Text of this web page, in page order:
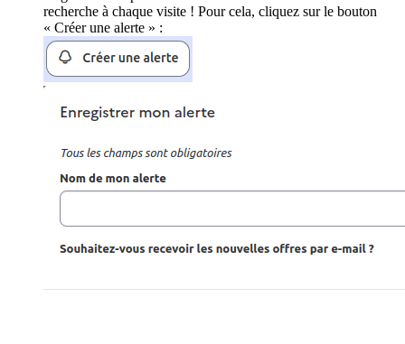
recherche à chaque visite ! Pour cela, cliquez sur le bouton
« Créer une alerte » :